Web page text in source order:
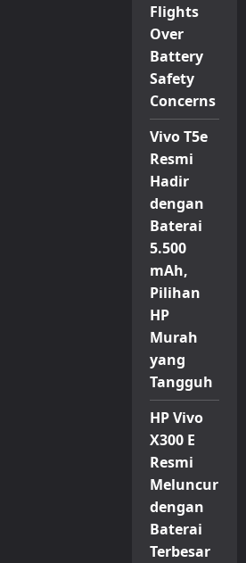
Flights
Over
Battery
Safety
Concerns
Vivo T5e
Resmi
Hadir
dengan
Baterai
5.500
mAh,
Pilihan
HP
Murah
yang
Tangguh
HP Vivo
X300 E
Resmi
Meluncur
dengan
Baterai
Terbesar